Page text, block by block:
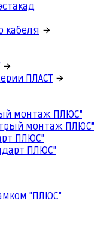
кабеля
ПЛАСТ
монтаж ПЛЮС"
монтаж ПЛЮС"
ПЛЮС"
ПЛЮС"
"ПЛЮС"